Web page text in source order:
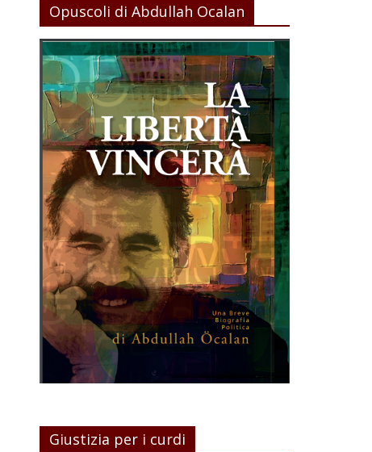
Opuscoli di Abdullah Ocalan
Giustizia per i curdi